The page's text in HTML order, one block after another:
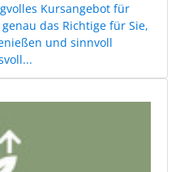
Kursangebot für
das Richtige für Sie,
und sinnvoll